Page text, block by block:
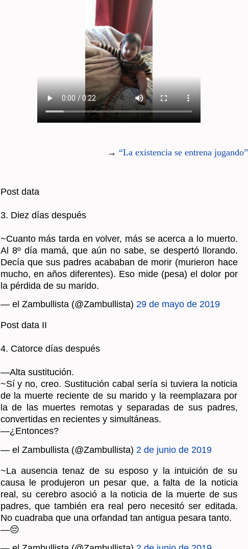
→ “La exis­ten­cia se en­tre­na ju­gan­do”
Post data
3. Diez días des­pués
~Cuan­to más tarda en vol­ver, más se acer­ca a lo muer­to.
Al 8º día mamá, que aún no sabe, se des­per­tó llo­ran­do.
Decía que sus pa­dres aca­ba­ban de morir (mu­rie­ron hace
mucho, en años di­fe­ren­tes). Eso mide (pesa) el dolor por
la pér­di­da de su ma­ri­do.
— el Zam­bu­llis­ta (@Zam­bu­llis­ta) 29 de mayo de 2019
Post data II
4. Ca­tor­ce días des­pués
—Alta sus­ti­tu­ción.
~Sí y no, creo. Sus­ti­tu­ción cabal sería si tu­vie­ra la no­ti­cia
de la muer­te re­cien­te de su ma­ri­do y la re­em­pla­za­ra por
la de las muer­tes re­mo­tas y se­pa­ra­das de sus pa­dres,
con­ver­ti­das en re­cien­tes y si­mul­tá­neas.
—¿En­ton­ces?
— el Zam­bu­llis­ta (@Zam­bu­llis­ta) 2 de junio de 2019
~La au­sen­cia tenaz de su es­po­so y la in­tui­ción de su
causa le pro­du­je­ron un pesar que, a falta de la no­ti­cia
real, su ce­re­bro aso­ció a la no­ti­cia de la muer­te de sus
pa­dres, que tam­bién era real pero ne­ce­si­tó ser edi­ta­da.
No cua­dra­ba que una or­fan­dad tan an­ti­gua pe­sa­ra tanto.
—😔